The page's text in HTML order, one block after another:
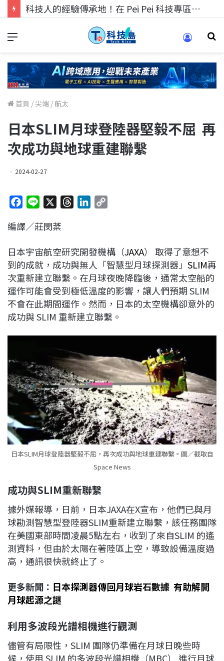
科技人的經驗傳承地！在 Pei Pei 科技專區，與學弟妹交流最硬核的技術
首頁 /尖端 /航太
日本SLIM月球登陸器堅毅不屈 再
次成功與地球重建聯繫
2024-02-27
c
b
o
o
k
n
a
d
s
e
d
I
n
L
i
n
k
編譯／莊閔棻
日本宇宙航空研究開發機構（JAXA） 取得了意想不
到的成就，成功與無人「智慧型月球探測器」 SLIM再
次重新建立聯繫。在月球夜晚降臨後，通常太空船的
運作可能會受到極低溫度的影響，讓人們預期 SLIM
不會在此期間運作。然而，日本的太空機構卻意外的
成功與 SLIM 重新建立聯繫。
日本SLIM月球登陸器堅毅不屈，再次成功與地球重建聯繫。圖／截取自
Space News
成功與SLIM重新聯繫
據外媒報導，日前，日本JAXA在X宣布，他們已與月
球勘測智慧型登陸器SLIM重新建立聯繫，該任務團隊
在美國東部時間凌晨5點左右，收到了來自SLIM 的遙
測資料，但由於太陽在著陸區上空，導致設備溫度過
高，通訊很快就終止了。
更多新聞： 日本探測器傳回月球岩石數據 有助解開
月球起源之謎
利用多波段光譜相機進行觀測
儘管有局限性，SLIM 團隊仍準備在月球日晚些時
候，使用 SLIM 的多波段光譜相機（MBC） 進行月球